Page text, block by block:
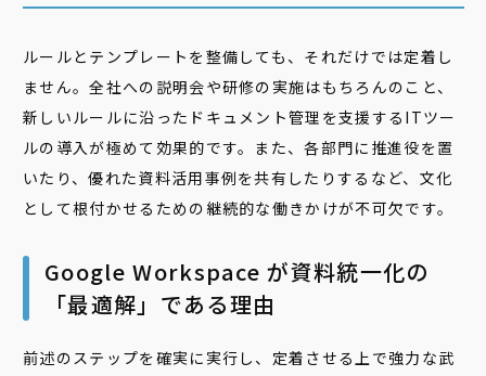
ルールとテンプレートを整備しても、それだけでは定着し
ません。全社への説明会や研修の実施はもちろんのこと、
新しいルールに沿ったドキュメント管理を支援するITツー
ルの導入が極めて効果的です。また、各部門に推進役を置
いたり、優れた資料活用事例を共有したりするなど、文化
として根付かせるための継続的な働きかけが不可欠です。
Google Workspace が資料統一化の
「最適解」である理由
前述のステップを確実に実行し、定着させる上で強力な武